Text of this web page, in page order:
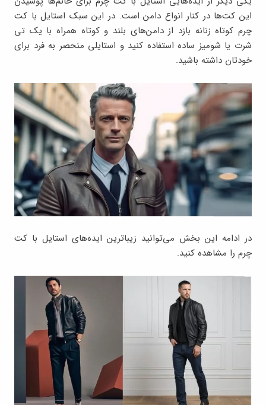
این کت‌ها در کنار انواع دامن است. در این سبک استایل با کت
چرم کوتاه زنانه بازد از دامن‌های بلند و کوتاه همراه با یک تی
شرت یا شومیز ساده استفاده کنید و استایلی منحصر به فرد برای
خودتان داشته باشید.
در ادامه این بخش می‌توانید زیباترین ایده‌های استایل با کت
چرم را مشاهده کنید.